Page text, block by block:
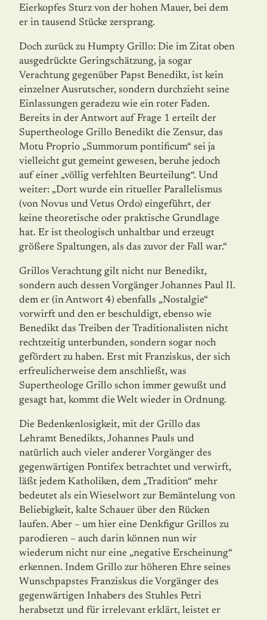
Eierkopfes Sturz von der hohen Mauer, bei dem
er in tausend Stücke zersprang.
Doch zurück zu Humpty Grillo: Die im Zitat oben
ausgedrückte Geringschätzung, ja sogar
Verachtung gegenüber Papst Benedikt, ist kein
einzelner Ausrutscher, sondern durchzieht seine
Einlassungen geradezu wie ein roter Faden.
Bereits in der Antwort auf Frage 1 erteilt der
Supertheologe Grillo Benedikt die Zensur, das
Motu Proprio „Summorum pontificum“ sei ja
vielleicht gut gemeint gewesen, beruhe jedoch
auf einer „völlig verfehlten Beurteilung“. Und
weiter: „Dort wurde ein ritueller Parallelismus
(von Novus und Vetus Ordo) eingeführt, der
keine theoretische oder praktische Grundlage
hat. Er ist theologisch unhaltbar und erzeugt
größere Spaltungen, als das zuvor der Fall war.“
Grillos Verachtung gilt nicht nur Benedikt,
sondern auch dessen Vorgänger Johannes Paul II.
dem er (in Antwort 4) ebenfalls „Nostalgie“
vorwirft und den er beschuldigt, ebenso wie
Benedikt das Treiben der Traditionalisten nicht
rechtzeitig unterbunden, sondern sogar noch
gefördert zu haben. Erst mit Franziskus, der sich
erfreulicherweise dem anschließt, was
Supertheologe Grillo schon immer gewußt und
gesagt hat, kommt die Welt wieder in Ordnung.
Die Bedenkenlosigkeit, mit der Grillo das
Lehramt Benedikts, Johannes Pauls und
natürlich auch vieler anderer Vorgänger des
gegenwärtigen Pontifex betrachtet und verwirft,
läßt jedem Katholiken, dem „Tradition“ mehr
bedeutet als ein Wieselwort zur Bemäntelung von
Beliebigkeit, kalte Schauer über den Rücken
laufen. Aber – um hier eine Denkfigur Grillos zu
parodieren – auch darin können nun wir
wiederum nicht nur eine „negative Erscheinung“
erkennen. Indem Grillo zur höheren Ehre seines
Wunschpapstes Franziskus die Vorgänger des
gegenwärtigen Inhabers des Stuhles Petri
herabsetzt und für irrelevant erklärt, leistet er